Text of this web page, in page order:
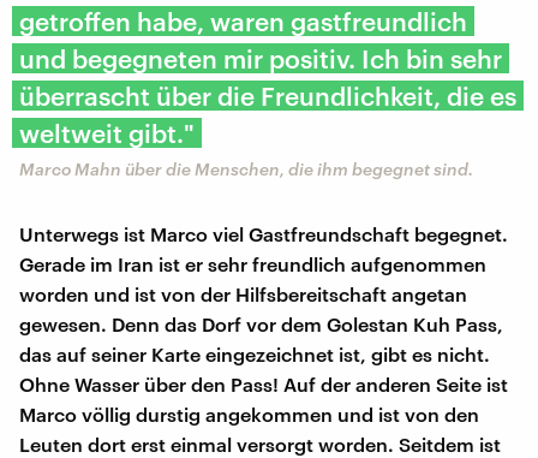
getroffen habe, waren gastfreundlich
und begegneten mir positiv. Ich bin sehr
überrascht über die Freundlichkeit, die es
weltweit gibt."
Marco Mahn über die Menschen, die ihm begegnet sind.
Unterwegs ist Marco viel Gastfreundschaft begegnet.
Gerade im Iran ist er sehr freundlich aufgenommen
worden und ist von der Hilfsbereitschaft angetan
gewesen. Denn das Dorf vor dem Golestan Kuh Pass,
das auf seiner Karte eingezeichnet ist, gibt es nicht.
Ohne Wasser über den Pass! Auf der anderen Seite ist
Marco völlig durstig angekommen und ist von den
Leuten dort erst einmal versorgt worden. Seitdem ist